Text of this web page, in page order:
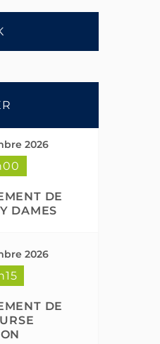
2026
DE
DAMES
2026
DE